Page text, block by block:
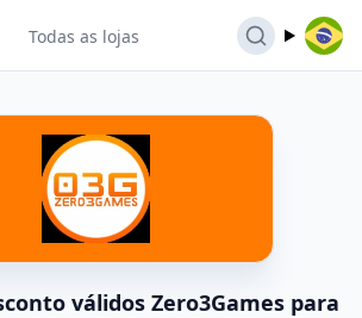
Todas as lojas
válidos Zero3Games para